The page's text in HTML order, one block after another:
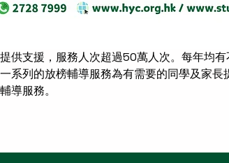
支援，服務人次超過50萬人次。每年均有
系列的放榜輔導服務為有需要的同學及家
導服務。